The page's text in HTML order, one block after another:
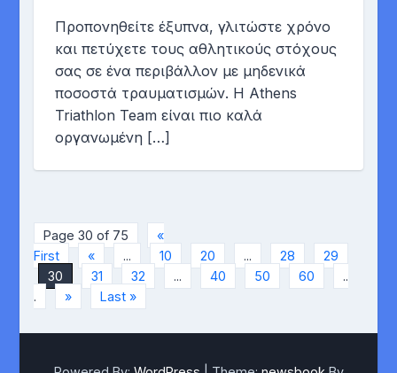
Προπονηθείτε έξυπνα, γλιτώστε χρόνο
και πετύχετε τους αθλητικούς στόχους
σας σε ένα περιβάλλον με μηδενικά
ποσοστά τραυματισμών. H Athens
Triathlon Team είναι πιο καλά
οργανωμένη […]
Page 30 of 75
«
First
« ... 10 20 ... 28
29
30
31 32 ... 40 50 60
..
.
» Last »